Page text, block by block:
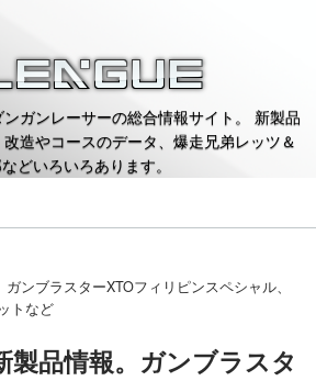
ガンレーサーの総合情報サイト。 新製品
造やコースのデータ、爆走兄弟レッツ＆
どいろいろあります。
ンブラスターXTOフィリピンスペシャル、
トなど
製品情報。ガンブラスタ